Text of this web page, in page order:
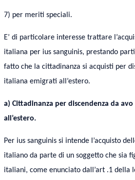
7) per meriti speciali.
E’ di particolare interesse trattare
italiana per ius sanguinis, prestando
fatto che la cittadinanza si acquisti per
italiana emigrati all’estero.
a) Cittadinanza per discendenza da
all’estero.
Per ius sanguinis si intende l’acquisto
italiano da parte di un soggetto che sia
italiani, come enunciato dall’art .1 della